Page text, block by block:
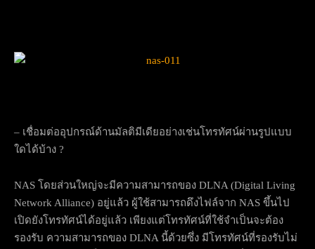
– เชื่อมต่ออุปกรณ์ด้านมัลติมีเดียอย่างเช่นโทรทัศน์ผ่านรูปแบบ
ใดได้บ้าง ?
NAS โดยส่วนใหญ่จะมีความสามารถของ DLNA (Digital Living
Network Alliance) อยู่แล้ว ผู้ใช้สามารถดึงไฟล์จาก NAS ขึ้นไป
เปิดยังโทรทัศน์ได้อยู่แล้ว เพียงแต่โทรทัศน์ที่ใช้จำเป็นจะต้อง
รองรับ ความสามารถของ DLNA นี้ด้วยซึ่ง มีโทรทัศน์ที่รองรับไม่